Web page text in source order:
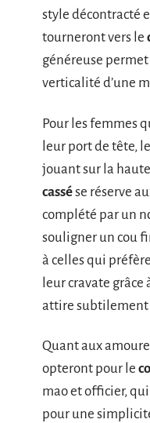
style décontracté
tourneront vers le
généreuse
verticalité d’une
Pour les femmes
leur port de tête, le
jouant sur la
cassése réserve
complété par un
souligner un cou
à celles qui
leur cravate
attire subtilement
Quant aux
opteront pour le
mao et officier, qui
pour une